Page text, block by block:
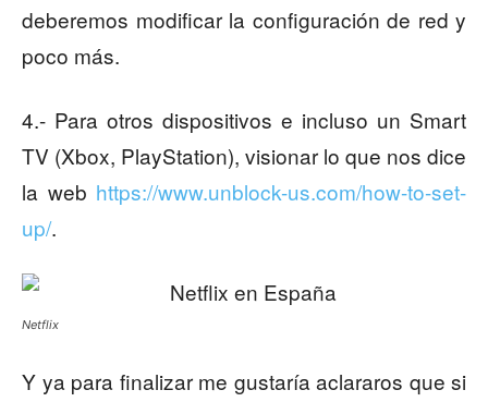
deberemos modificar la configuración de red y
poco más.
4.- Para otros dispositivos e incluso un Smart
TV (Xbox, PlayStation), visionar lo que nos dice
la web https://www.unblock-us.com/how-to-set-
up/.
Netflix
Y ya para finalizar me gustaría aclararos que si